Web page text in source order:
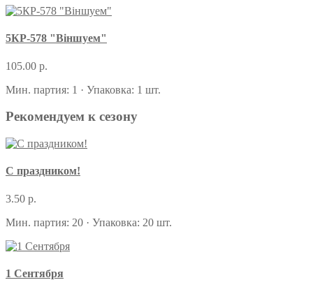
5КР-578 "Вiншуем"
105.00 р.
Мин. партия: 1 · Упаковка: 1 шт.
Рекомендуем к сезону
С праздником!
3.50 р.
Мин. партия: 20 · Упаковка: 20 шт.
1 Сентября